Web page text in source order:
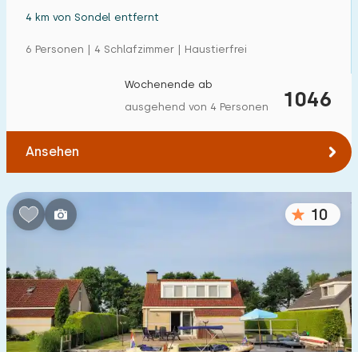
4 km von Sondel entfernt
6 Personen | 4 Schlafzimmer | Haustierfrei
1046
Wochenende ab
ausgehend von 4 Personen
Ansehen
10